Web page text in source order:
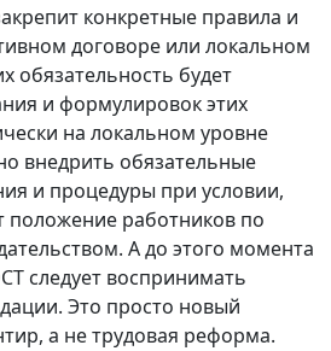
конкретные правила и
договоре или локальном
обязательность будет
и формулировок этих
на локальном уровне
внедрить обязательные
и процедуры при условии,
положение работников по
А до этого момента
следует воспринимать
Это просто новый
а не трудовая реформа.